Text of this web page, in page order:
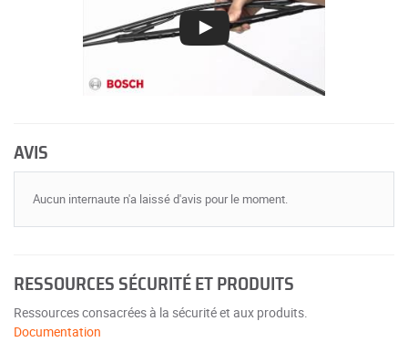
AVIS
Aucun internaute n'a laissé d'avis pour le moment.
RESSOURCES SÉCURITÉ ET PRODUITS
Ressources consacrées à la sécurité et aux produits.
Documentation